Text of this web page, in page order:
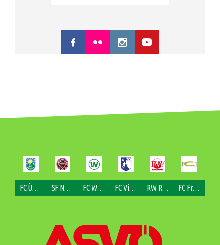
FC Übersaxen SF Nofels FC Weiler FC Viktorsberg RW Rankweil FC Fraxern